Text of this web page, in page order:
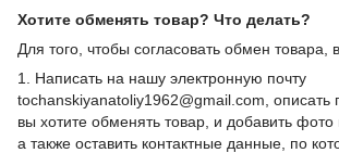
Хотите обменять товар? Что делать?
Для того, чтобы согласовать обмен товара,
1. Написать на нашу электронную почту
tochanskiyanatoliy1962@gmail.com, описать
вы хотите обменять товар, и добавить фото
а также оставить контактные данные, по